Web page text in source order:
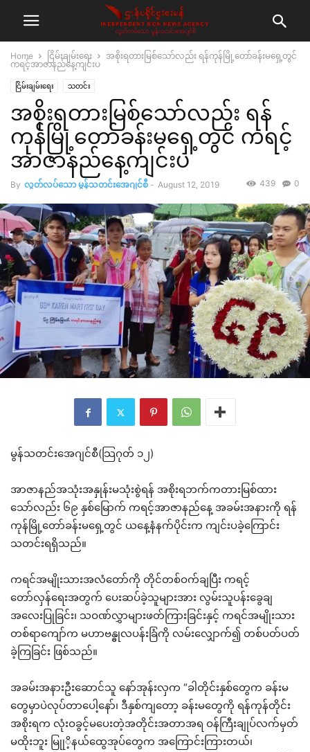
Home ငြိမ်းချမ်းရေး
အစိုးရတားမြစ်သော်လည်း ရန်ကုန်မြို့တော်ခန်းမရှေ့တွင်
ကရင့်အာဇာနည်နေ့ကျင်းပ
ငြိမ်းချမ်းရေး သတင်း
အစိုးရတားမြစ်သော်လည်း ရန်
ကုန်မြို့တော်ခန်းမရှေ့တွင် ကရင့်
အာဇာနည်နေ့ကျင်းပ
By လွတ်လပ်သော မွန်သတင်းအေဂျင်စီ - August 12, 2019 0
439
မွန်သတင်းအေဂျင်စီ(သြဂုတ် ၁၂)
အာဇာနည်အသုံးအနှုန်းမသုံးစွဲရန် အစိုးရဘက်ကတားမြစ်ထား
သော်လည်း ၆၉ နှစ်မြောက် ကရင့်အာဇာနည်နေ့ အခမ်းအနားကို ရန်
ကုန်မြို့တော်ခန်းမရှေ့တွင် ယနေ့နံနက်ပိုင်းက ကျင်းပခဲ့ကြောင်း
သတင်းရရှိသည်။
ကရင်အမျိုးသားအလံတော်ကို တိုင်တစ်ဝက်ချပြီး ကရင့်
တော်လှန်ရေးအတွက် ပေးဆပ်ခဲ့သူများအား လွမ်းသူပန်းခွေချ
အလေးပြုခြင်း၊ သဝဏ်လွှာများဖတ်ကြားခြင်းနှင့် ကရင်အမျိုးသား
တစ်ရာကျော်က မဟာဗန္ဓုလပန်းခြံကို လမ်းလျှောက်၍ တစ်ပတ်ပတ်
ခဲ့ကြခြင်း ဖြစ်သည်။
အခမ်းအနားဦးဆောင်သူ နော်အုန်းလှက “ခါတိုင်းနှစ်တွေက ခန်းမ
တွေမှာပဲလုပ်တာပေါ့နော်၊ ဒီနှစ်ကျတော့ ခန်းမတွေကို ရန်ကုန်တိုင်း
အစိုးရက လုံးဝခွင့်မပေးတဲ့အတိုင်းအတာအရ ဝန်ကြီးချုပ်လက်မှတ်
မထိုးဘူး မြုုိ့နယ်ထွေအုပ်တွေက အကြောင်းကြားတယ်၊